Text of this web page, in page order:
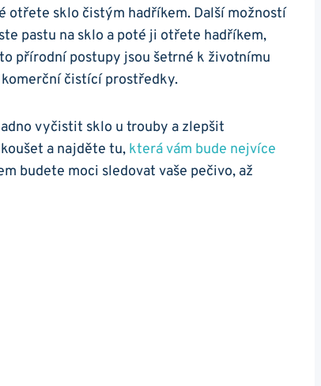
otřete ​sklo čistým hadříkem. Další možností
pastu na sklo a ​poté ji otřete hadříkem,
přírodní postupy jsou šetrné k ⁣životnímu
čistící prostředky.
vyčistit sklo u‌ trouby a‍ zlepšit
a najděte⁣ tu, která vám bude nejvíce
budete‍ moci sledovat vaše pečivo, až